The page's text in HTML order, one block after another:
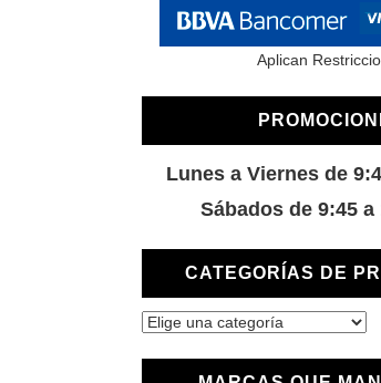
Aplican
Lunes a Viernes de
Sábados de 9:45 a
CATEGORÍAS DE